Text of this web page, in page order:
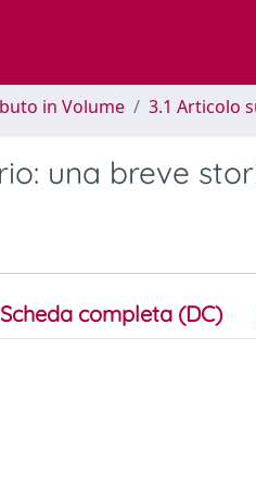
in Volume 3.1 Articolo
una breve
Scheda completa (DC)